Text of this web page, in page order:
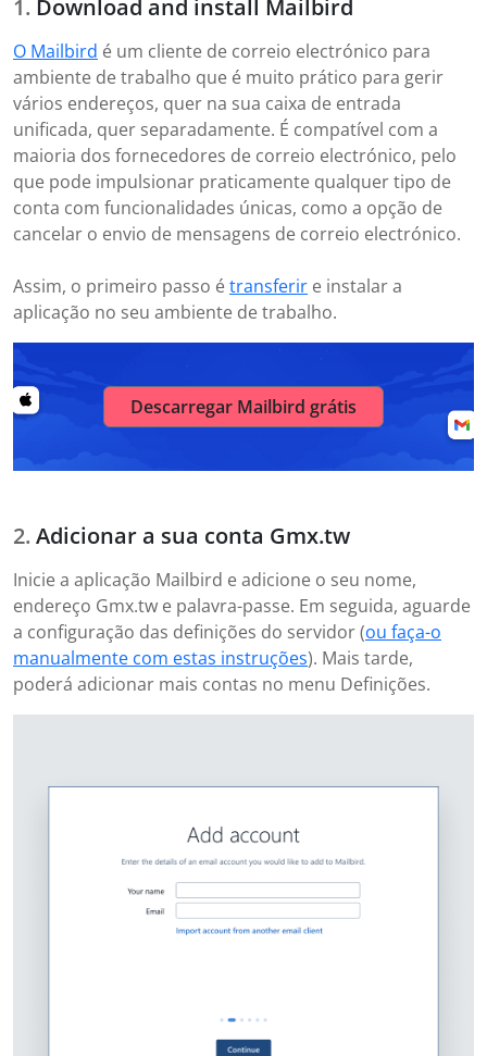
Download and install Mailbird
O Mailbird é um cliente de correio electrónico para
ambiente de trabalho que é muito prático para gerir
vários endereços, quer na sua caixa de entrada
unificada, quer separadamente. É compatível com a
maioria dos fornecedores de correio electrónico, pelo
que pode impulsionar praticamente qualquer tipo de
conta com funcionalidades únicas, como a opção de
cancelar o envio de mensagens de correio electrónico.
Assim, o primeiro passo étransferir e instalar a
aplicação no seu ambiente de trabalho.
Descarregar Mailbird grátis
Adicionar a sua conta Gmx.tw
Inicie a aplicação Mailbird e adicione o seu nome,
endereço Gmx.tw e palavra-passe. Em seguida, aguarde
a configuração das definições do servidor (ou faça-o
manualmente com estas instruções). Mais tarde,
poderá adicionar mais contas no menu Definições.